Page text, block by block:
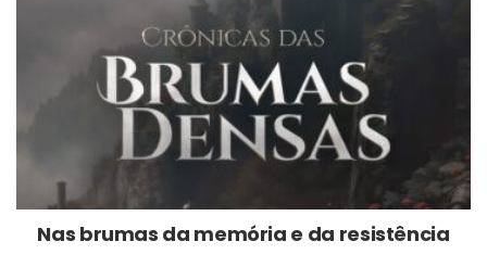
Nas brumas da memória e da resistência